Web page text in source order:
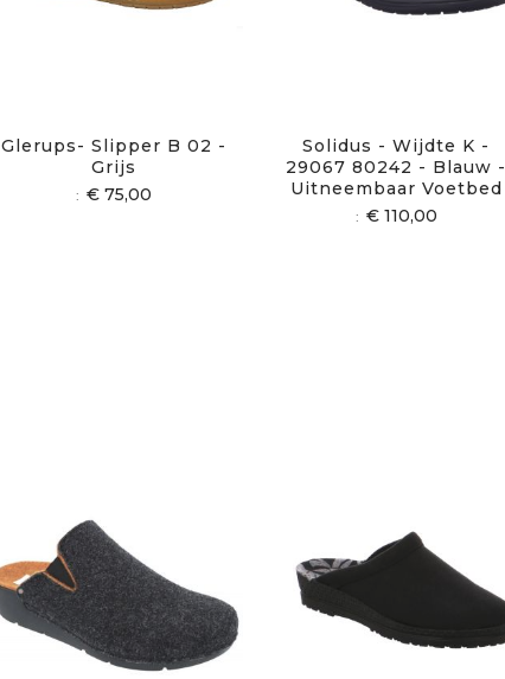
Glerups- Slipper B 02 -
Grijs
€ 75,00
Solidus - Wijdte K -
29067 80242 - Blauw -
Uitneembaar Voetbed
€ 110,00